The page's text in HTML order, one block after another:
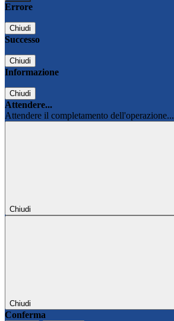
Errore
Chiudi
Successo
Chiudi
Informazione
Chiudi
Attendere...
Attendere il completamento dell'operazione...
Chiudi
Chiudi
Conferma